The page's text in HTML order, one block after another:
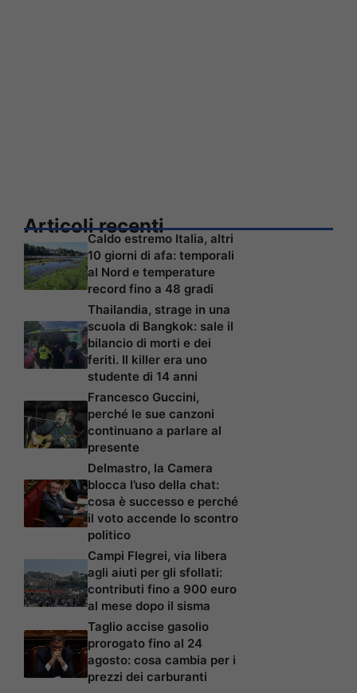
Articoli recenti
Caldo estremo Italia, altri
10 giorni di afa: temporali
al Nord e temperature
record fino a 48 gradi
Thailandia, strage in una
scuola di Bangkok: sale il
bilancio di morti e dei
feriti. Il killer era uno
studente di 14 anni
Francesco Guccini,
perché le sue canzoni
continuano a parlare al
presente
Delmastro, la Camera
blocca l’uso della chat:
cosa è successo e perché
il voto accende lo scontro
politico
Campi Flegrei, via libera
agli aiuti per gli sfollati:
contributi fino a 900 euro
al mese dopo il sisma
Taglio accise gasolio
prorogato fino al 24
agosto: cosa cambia per i
prezzi dei carburanti